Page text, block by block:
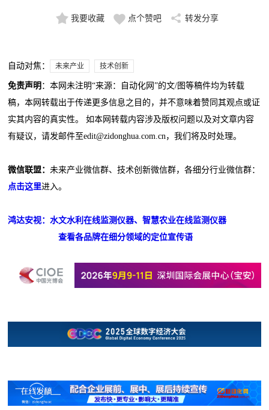
我要收藏 点个赞吧 转发分享
自动对焦： 未来产业 技术创新
免责声明 ：本网未注明“来源：自动化网”的文/图等稿件均为转载
稿，本网转载出于传递更多信息之目的，并不意味着赞同其观点或证
实其内容的真实性。 如本网转载内容涉及版权问题以及对文章内容
有疑议，请发邮件至edit@zidonghua.com.cn，我们将及时处理。
微信联盟：未来产业微信群、技术创新微信群，各细分行业微信群：
点击这里进入。
鸿达安视：水文水利在线监测仪器、智慧农业在线监测仪器
查看各品牌在细分领域的定位宣传语